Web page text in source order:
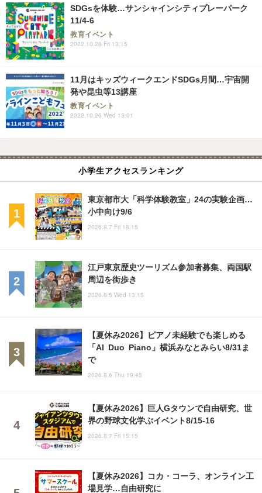
SDGsを体験…サンシャインシティプレーパーク
11/4-6
教育イベント
2022.10.28 Fri 13:15
11月はキッズウィークエンドSDGs月間…宇宙開
発や昆虫等13講座
教育イベント
2022.10.26 Wed 13:01
小学生アクセスランキング
東京都市大「科学体験教室」24の実験企画…
小中向け9/6
2026.8.7 Fri 18:15
江戸東京歴史ツーリズム参加者募集、両国駅
周辺を街歩き
2026.8.5 Wed 13:15
【夏休み2026】ピアノ未経験でも楽しめる
「AI Duo Piano」横浜みなとみらい8/31ま
で
2026.8.6 Thu 19:45
【夏休み2026】巨人Gタウンで自由研究、世
界の野球文化学ぶイベント8/15-16
2026.8.7 Fri 15:15
【夏休み2026】コカ・コーラ、オンライン工
場見学…自由研究に